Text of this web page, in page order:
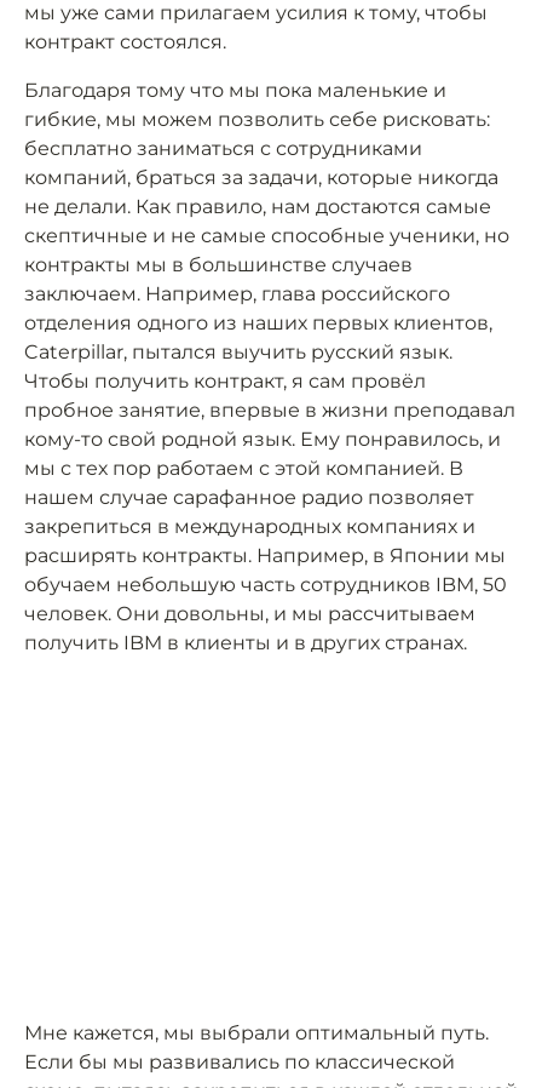
мы уже сами прилагаем усилия к тому, чтобы
контракт состоялся.
Благодаря тому что мы пока маленькие и
гибкие, мы можем позволить себе рисковать:
бесплатно заниматься с сотрудниками
компаний, браться за задачи, которые никогда
не делали. Как правило, нам достаются самые
скептичные и не самые способные ученики, но
контракты мы в большинстве случаев
заключаем. Например, глава российского
отделения одного из наших первых клиентов,
Caterpillar, пытался выучить русский язык.
Чтобы получить контракт, я сам провёл
пробное занятие, впервые в жизни преподавал
кому-то свой родной язык. Ему понравилось, и
мы с тех пор работаем с этой компанией. В
нашем случае сарафанное радио позволяет
закрепиться в международных компаниях и
расширять контракты. Например, в Японии мы
обучаем небольшую часть сотрудников IBM, 50
человек. Они довольны, и мы рассчитываем
получить IBM в клиенты и в других странах.
Мне кажется, мы выбрали оптимальный путь.
Если бы мы развивались по классической